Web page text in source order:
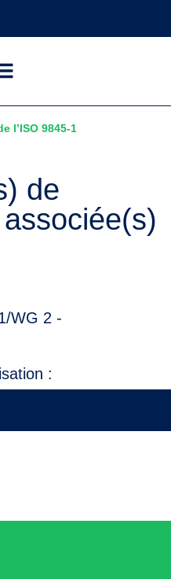
l’ISO 9845-1
de
WG 2 -
: